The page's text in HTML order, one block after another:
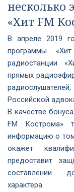
несколько
«Хит FM
В апреле 2019
программы
радиостанции
прямых
Российской
В качестве
FM Кострома»
информацию о
окажет
предоставит
составлении
характера.